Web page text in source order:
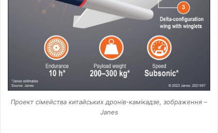
Проект сімейства китайських дронів-камікадзе, зображення –
Janes